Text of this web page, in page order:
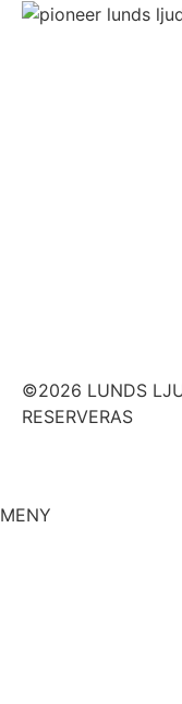
©2026 LUNDS
RESERVERAS
MENY